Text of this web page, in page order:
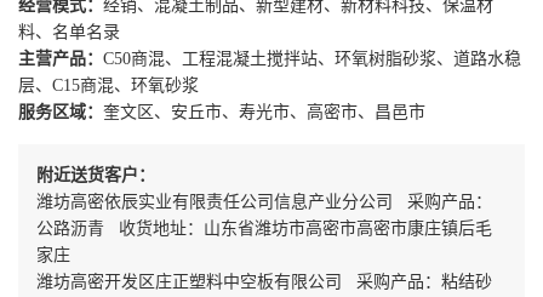
经营模式： 经销、混凝土制品、新型建材、新材料科技、保温材
料、名单名录
主营产品： C50商混、工程混凝土搅拌站、环氧树脂砂浆、道路水稳
层、C15商混、环氧砂浆
服务区域： 奎文区、安丘市、寿光市、高密市、昌邑市
附近送货客户：
潍坊高密依辰实业有限责任公司信息产业分公司 采购产品：
公路沥青 收货地址：山东省潍坊市高密市高密市康庄镇后毛
家庄
潍坊高密开发区庄正塑料中空板有限公司 采购产品：粘结砂